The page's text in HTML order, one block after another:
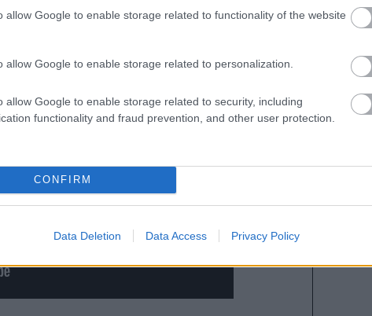
allow Google to enable storage related to functionality of the website
allow Google to enable storage related to personalization.
allow Google to enable storage related to security, including
functionality and fraud prevention, and other user protection.
CONFIRM
Data Deletion Data Access Privacy Policy
ser el elegido por Valverde para hacer las
Izeta.